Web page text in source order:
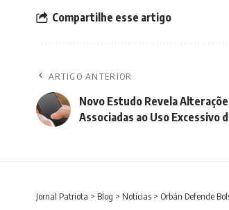
Compartilhe esse artigo
ARTIGO ANTERIOR
Novo Estudo Revela
Associadas ao Uso Excessivo
Jornal Patriota > Blog > Notícias > Orbán Defende